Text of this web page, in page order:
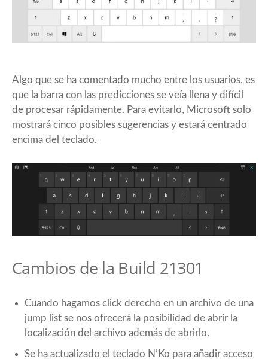
Algo que se ha comentado mucho entre los usuarios, es
que la barra con las predicciones se veía llena y difícil
de procesar rápidamente. Para evitarlo, Microsoft solo
mostrará cinco posibles sugerencias y estará centrado
encima del teclado.
Cambios de la Build 21301
Cuando hagamos click derecho en un archivo de una
jump list se nos ofrecerá la posibilidad de abrir la
localización del archivo además de abrirlo.
Se ha actualizado el teclado N’Ko para añadir acceso